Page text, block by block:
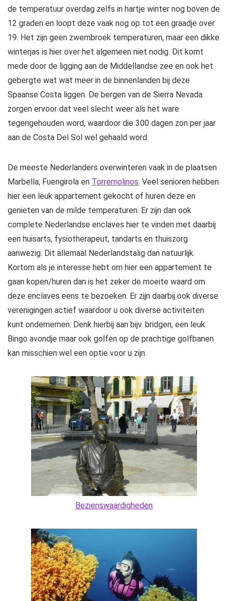
de temperatuur overdag zelfs in hartje winter nog boven de
12 graden en loopt deze vaak nog op tot een graadje over
19. Het zijn geen zwembroek temperaturen, maar een dikke
winterjas is hier over het algemeen niet nodig. Dit komt
mede door de ligging aan de Middellandse zee en ook het
gebergte wat wat meer in de binnenlanden bij deze
Spaanse Costa liggen. De bergen van de Sierra Nevada
zorgen ervoor dat veel slecht weer als het ware
tegengehouden word, waardoor die 300 dagen zon per jaar
aan de Costa Del Sol wel gehaald word.
De meeste Nederlanders overwinteren vaak in de plaatsen
Marbella, Fuengirola en Torremolinos. Veel senioren hebben
hier een leuk appartement gekocht of huren deze en
genieten van de milde temperaturen. Er zijn dan ook
complete Nederlandse enclaves hier te vinden met daarbij
een huisarts, fysiotherapeut, tandarts en thuiszorg
aanwezig. Dit allemaal Nederlandstalig dan natuurlijk.
Kortom als je interesse hebt om hier een appartement te
gaan kopen/huren dan is het zeker de moeite waard om
deze enclaves eens te bezoeken. Er zijn daarbij ook diverse
verenigingen actief waardoor u ook diverse activiteiten
kunt ondernemen. Denk hierbij aan bijv. bridgen, een leuk
Bingo avondje maar ook golfen op de prachtige golfbanen
kan misschien wel een optie voor u zijn.
Bezienswaardigheden